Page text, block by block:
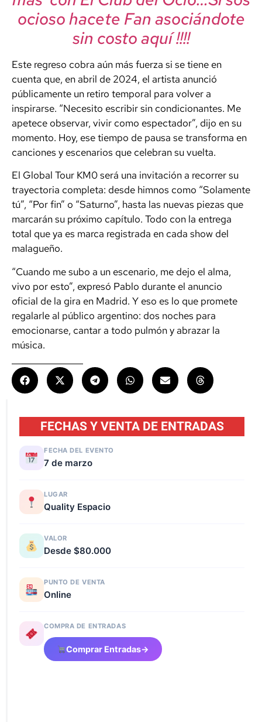
ocioso hacete Fan asociándote
sin costo aquí !!!!
Este regreso cobra aún más fuerza si se tiene en
cuenta que, en abril de 2024, el artista anunció
públicamente un retiro temporal para volver a
inspirarse. “Necesito escribir sin condicionantes. Me
apetece observar, vivir como espectador”, dijo en su
momento. Hoy, ese tiempo de pausa se transforma en
canciones y escenarios que celebran su vuelta.
El Global Tour KM0 será una invitación a recorrer su
trayectoria completa: desde himnos como “Solamente
tú”, “Por fin” o “Saturno”, hasta las nuevas piezas que
marcarán su próximo capítulo. Todo con la entrega
total que ya es marca registrada en cada show del
malagueño.
“Cuando me subo a un escenario, me dejo el alma,
vivo por esto”, expresó Pablo durante el anuncio
oficial de la gira en Madrid. Y eso es lo que promete
regalarle al público argentino: dos noches para
emocionarse, cantar a todo pulmón y abrazar la
música.
FECHAS Y VENTA DE ENTRADAS
FECHA DEL EVENTO
7 de marzo
LUGAR
Quality Espacio
VALOR
Desde $80.000
PUNTO DE VENTA
Online
COMPRA DE ENTRADAS
Comprar Entradas→